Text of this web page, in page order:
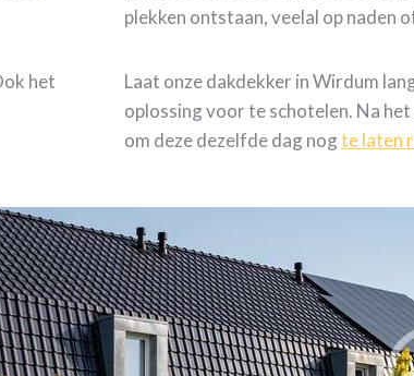
het
plekken ontstaan, veelal op naden
Laat onze dakdekker in Wirdum
oplossing voor te schotelen. Na
om deze dezelfde dag nogte laten